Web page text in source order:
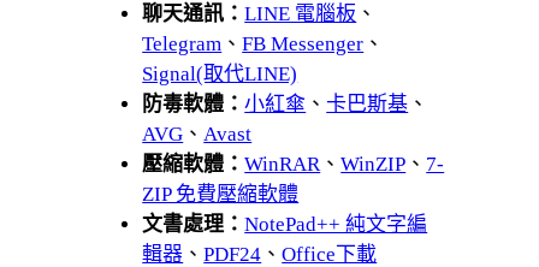
聊天通訊：LINE 電腦板 、
Telegram 、FB Messenger 、
Signal(取代LINE)
防毒軟體：小紅傘 、卡巴斯基 、
AVG 、 Avast
壓縮軟體：WinRAR 、WinZIP 、 7-
ZIP 免費壓縮軟體
文書處理：NotePad++ 純文字編
輯器 、PDF24 、Office下載